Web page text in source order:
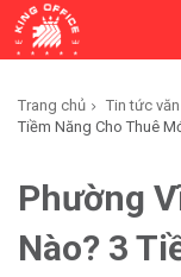
Trang chủ Tin tức
Tiềm Năng Cho Thuê
Phường
Nào? 3